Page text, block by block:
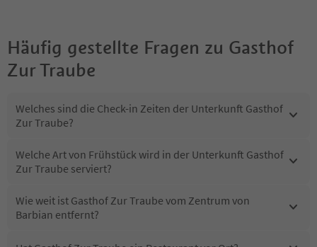
Häufig gestellte Fragen zu Gasthof
Zur Traube
Welches sind die Check-in Zeiten der Unterkunft Gasthof
Zur Traube?
Welche Art von Frühstück wird in der Unterkunft Gasthof
Zur Traube serviert?
Wie weit ist Gasthof Zur Traube vom Zentrum von
Barbian entfernt?